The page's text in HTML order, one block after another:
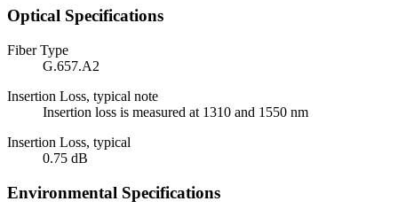
Optical Specifications
Fiber Type
G.657.A2
Insertion Loss, typical note
Insertion loss is measured at 1310 and 1550 nm
Insertion Loss, typical
0.75 dB
Environmental Specifications